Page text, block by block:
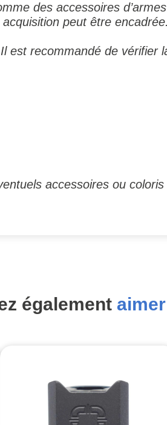
des accessoires
peut être
est recommandé de vérifier
accessoires ou
également aimer